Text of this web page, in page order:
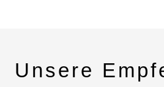
Unsere